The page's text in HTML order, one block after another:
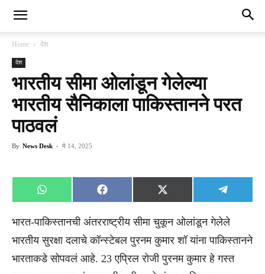
Home देश
देश
भारतीय सीमा ओलांडून गेलेल्या
भारतीय सैनिकाला पाकिस्तानने परत
पाठवलं
By News Desk - मे 14, 2025
Share
on
WhatsApp
Share
on
Facebook
Share
on
X
(Twitter)
Share
on
भारत-पाकिस्तानची अंतरराष्ट्रीय सीमा चुकून ओलांडून गेलेले
भारतीय सुरक्षा दलाचे कॉन्स्टेबल पुरनम कुमार शॉ यांना पाकिस्तानने
भारताकडे सोपवलं आहे. 23 एप्रिल रोजी पुरनम कुमार हे गस्त